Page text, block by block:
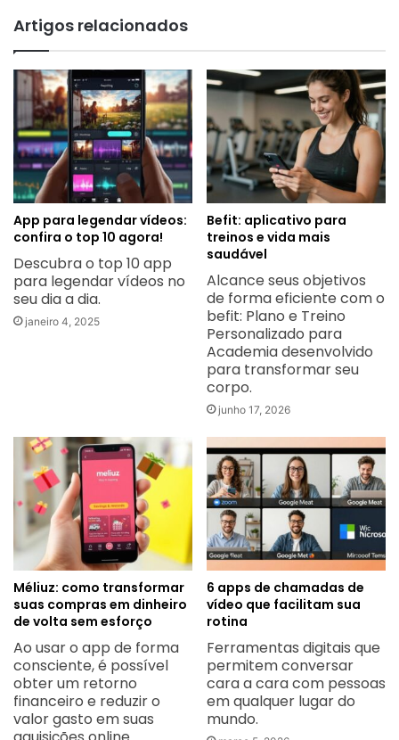
Artigos relacionados
App para legendar vídeos:
confira o top 10 agora!
Descubra o top 10 app
para legendar vídeos no
seu dia a dia.
janeiro 4, 2025
Befit: aplicativo para
treinos e vida mais
saudável
Alcance seus objetivos
de forma eficiente com o
befit: Plano e Treino
Personalizado para
Academia desenvolvido
para transformar seu
corpo.
junho 17, 2026
Méliuz: como transformar
suas compras em dinheiro
de volta sem esforço
Ao usar o app de forma
consciente, é possível
obter um retorno
financeiro e reduzir o
valor gasto em suas
6 apps de chamadas de
vídeo que facilitam sua
rotina
Ferramentas digitais que
permitem conversar
cara a cara com pessoas
em qualquer lugar do
mundo.